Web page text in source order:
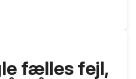
fælles fejl,